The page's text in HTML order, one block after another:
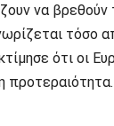
να βρεθούν
τόσο
ότι οι
προτεραιότητα.